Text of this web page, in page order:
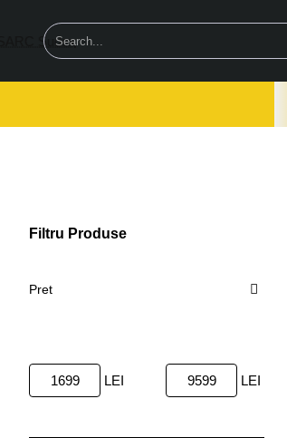
Search...
Filtru Produse
Pret
LEI LEI